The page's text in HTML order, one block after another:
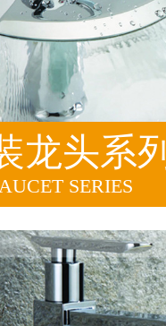
龙头系列
SERIES